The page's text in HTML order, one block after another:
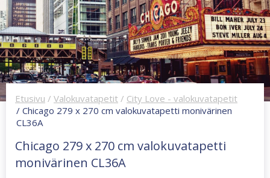
Etusivu / Valokuvatapetit / City Love - valokuvatapetit
/ Chicago 279 x 270 cm valokuvatapetti monivärinen
CL36A
Chicago 279 x 270 cm valokuvatapetti
monivärinen CL36A